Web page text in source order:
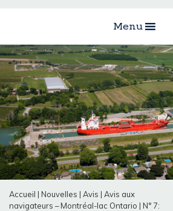
Menu
Accueil | Nouvelles | Avis | Avis aux
navigateurs – Montréal-lac Ontario | N° 7: